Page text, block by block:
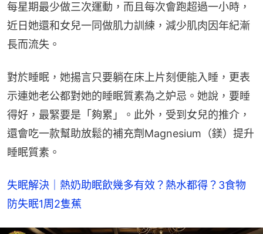
每星期最少做三次運動，而且每次會跑超過一小時，
近日她還和女兒一同做肌力訓練，減少肌肉因年紀漸
長而流失。
對於睡眠，她揚言只要躺在床上片刻便能入睡，更表
示連她老公都對她的睡眠質素為之妒忌。她說，要睡
得好，最緊要是「夠累」。此外，受到女兒的推介，
還會吃一款幫助放鬆的補充劑Magnesium（鎂）提升
睡眠質素。
失眠解決｜熱奶助眠飲幾多有效？熱水都得？3食物
防失眠1周2隻蕉